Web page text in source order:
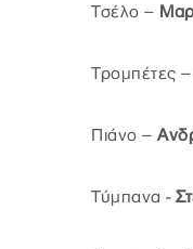
Τσέλο –
Τρομπέτες –
Πιάνο –
Τύμπανα -